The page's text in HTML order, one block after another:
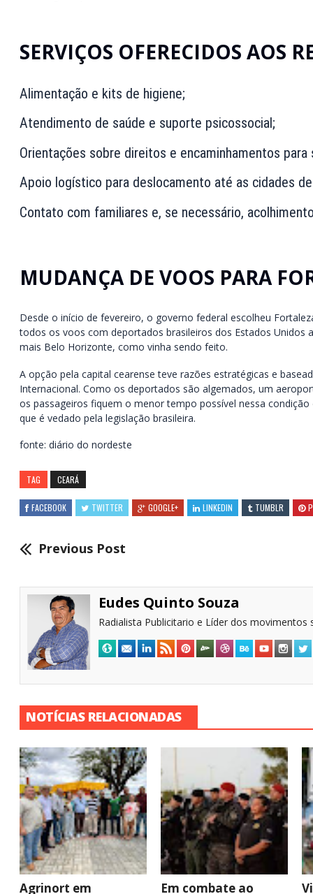
SERVIÇOS OFERECIDOS AOS
Alimentação e kits de higiene;
Atendimento de saúde e suporte psicossocial;
Orientações sobre direitos e encaminhamentos para
Apoio logístico para deslocamento até as cidades
Contato com familiares e, se necessário,
MUDANÇA DE VOOS PARA
Desde o início de fevereiro, o governo federal escolheu
todos os voos com deportados brasileiros dos Estados Unidos
mais Belo Horizonte, como vinha sendo feito.
A opção pela capital cearense teve razões estratégicas e
Internacional. Como os deportados são algemados, um
os passageiros fiquem o menor tempo possível nessa
que é vedado pela legislação brasileira.
fonte: diário do nordeste
TAG CEARÁ
FACEBOOK TWITTER GOOGLE+ LINKEDIN TUMBLR
Previous Post
Eudes Quinto Souza
Radialista Publicitario e Líder dos movimentos
NOTÍCIAS RELACIONADAS
Agrinort em Em combate ao